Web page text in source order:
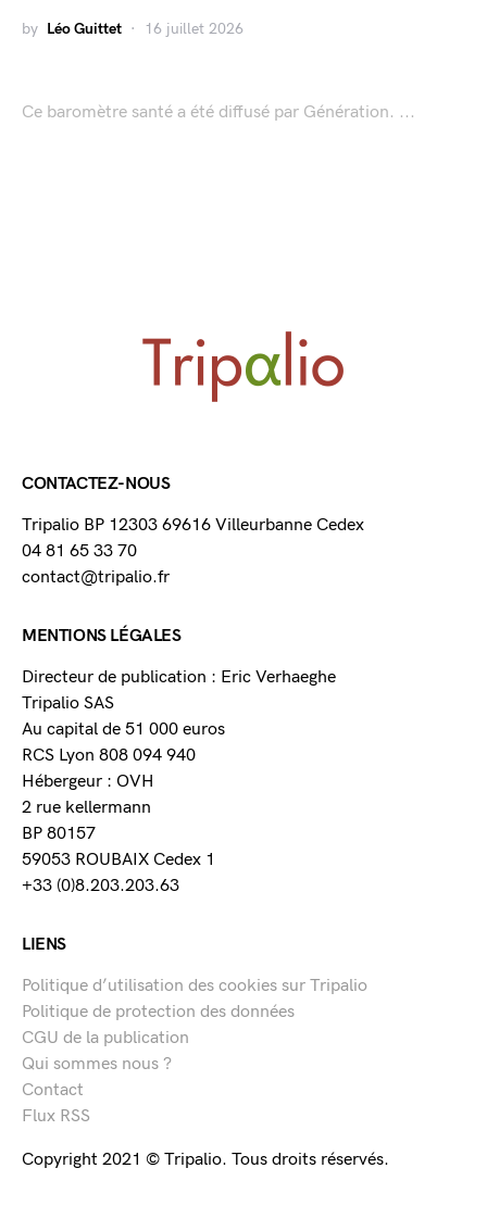
by Léo Guittet 16 juillet 2026
Ce baromètre santé a été diffusé par Génération. ...
CONTACTEZ-NOUS
Tripalio BP 12303 69616 Villeurbanne Cedex
04 81 65 33 70
contact@tripalio.fr
MENTIONS LÉGALES
Directeur de publication : Eric Verhaeghe
Tripalio SAS
Au capital de 51 000 euros
RCS Lyon 808 094 940
Hébergeur : OVH
2 rue kellermann
BP 80157
59053 ROUBAIX Cedex 1
+33 (0)8.203.203.63
LIENS
Politique d’utilisation des cookies sur Tripalio
Politique de protection des données
CGU de la publication
Qui sommes nous ?
Contact
Flux RSS
Copyright 2021 © Tripalio. Tous droits réservés.